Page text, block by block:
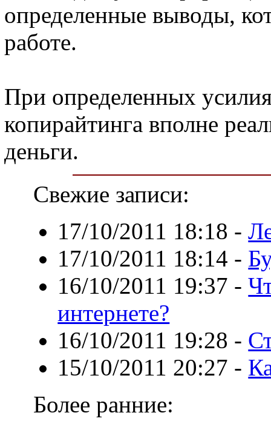
определенные выводы,
работе.
При определенных
копирайтинга вполне
деньги.
Свежие записи:
17/10/2011 18:18 -
17/10/2011 18:14 -
16/10/2011 19:37 -
интернете?
16/10/2011 19:28 -
15/10/2011 20:27 -
Более ранние: